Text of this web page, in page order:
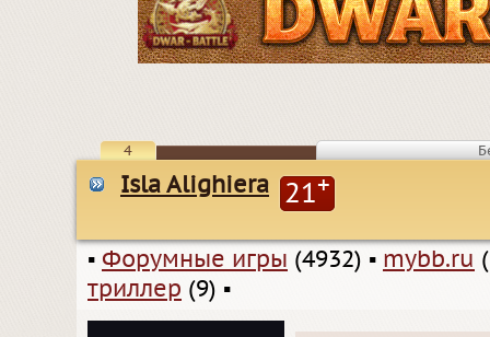
4
Isla Alighiera 21+
▪ Форумные игры (4932) ▪ mybb.ru
триллер (9) ▪